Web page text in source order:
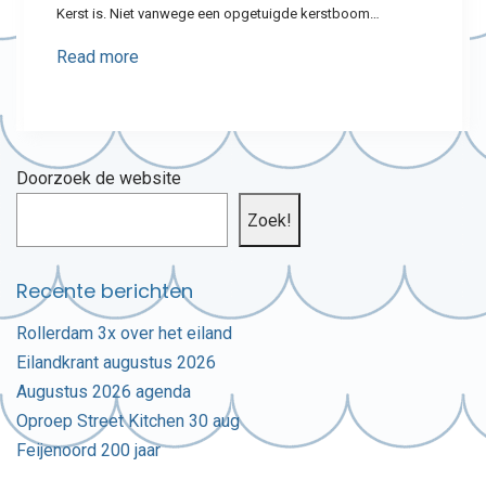
Kerst is. Niet vanwege een opgetuigde kerstboom…
Read more
Doorzoek de website
Zoek!
Recente berichten
Rollerdam 3x over het eiland
Eilandkrant augustus 2026
Augustus 2026 agenda
Oproep Street Kitchen 30 aug
Feijenoord 200 jaar